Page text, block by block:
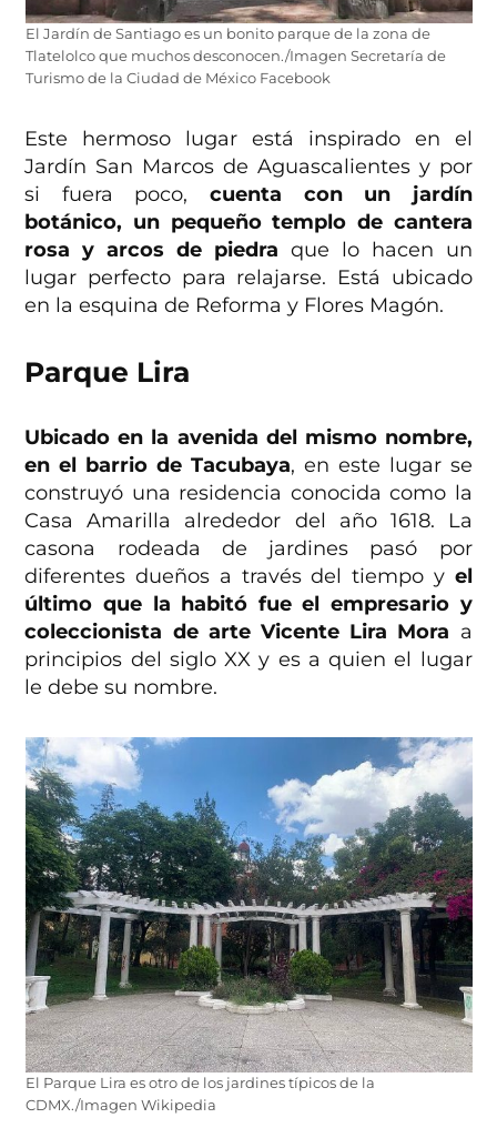
El Jardín de Santiago es un bonito parque de la zona de
Tlatelolco que muchos desconocen./Imagen Secretaría de
Turismo de la Ciudad de México Facebook
Este hermoso lugar está inspirado en el
Jardín San Marcos de Aguascalientes y por
si fuera poco, cuenta con un jardín
botánico, un pequeño templo de cantera
rosa y arcos de piedra que lo hacen un
lugar perfecto para relajarse. Está ubicado
en la esquina de Reforma y Flores Magón.
Parque Lira
Ubicado en la avenida del mismo nombre,
en el barrio de Tacubaya, en este lugar se
construyó una residencia conocida como la
Casa Amarilla alrededor del año 1618. La
casona rodeada de jardines pasó por
diferentes dueños a través del tiempo y el
último que la habitó fue el empresario y
coleccionista de arte Vicente Lira Mora a
principios del siglo XX y es a quien el lugar
le debe su nombre.
El Parque Lira es otro de los jardines típicos de la
CDMX./Imagen Wikipedia